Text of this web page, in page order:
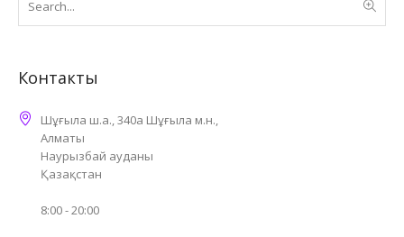
Контакты
Шұғыла ш.а., 340а Шұғыла м.н.,
Алматы
Наурызбай ауданы
Қазақстан
8:00 - 20:00